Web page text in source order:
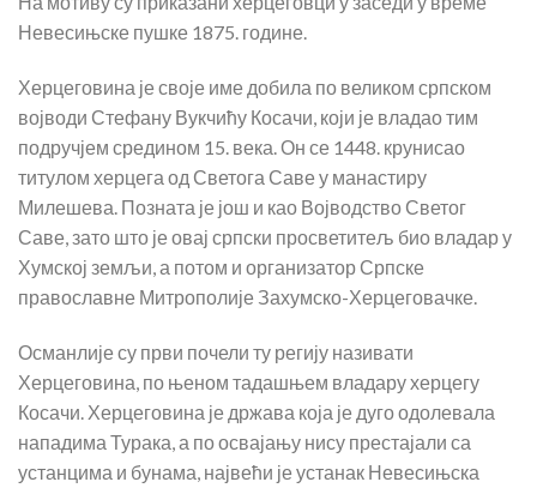
Невесињске пушке 1875. године.
Херцеговина је своје име добила по великом српском
војводи Стефану Вукчићу Косачи, који је владао тим
подручјем средином 15. века. Он се 1448. крунисао
титулом херцега од Светога Саве у манастиру
Милешева. Позната је још и као Војводство Светог
Саве, зато што је овај српски просветитељ био владар у
Хумској земљи, а потом и организатор Српске
православне Митрополије Захумско-Херцеговачке.
Османлије су први почели ту регију називати
Херцеговина, по њеном тадашњем владару херцегу
Косачи. Херцеговина је држава која је дуго одолевала
нападима Турака, а по освајању нису престајали са
устанцима и бунама, највећи је устанак Невесињска